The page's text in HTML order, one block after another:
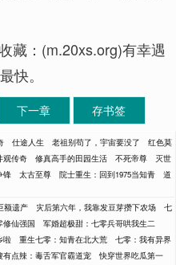
藏：(m.20xs.org)有幸遇
快。
下一章 存书签
仕途人生 老祖别苟了，宇宙要没了
红色莫
观传奇 修真高手的田园生活 不死帝尊
灭世
锋 太古至尊 院士重生：回到1975当知青
道
额遗产 灾后第六年，我靠发豆芽攒下农场
七
修仙强国
军婚超极甜：七零兵哥哄我生二
啦 重生七零：知青在北大荒
七零：我有异界
有点辣：毒舌军官霸道宠
快穿世界吃瓜第一